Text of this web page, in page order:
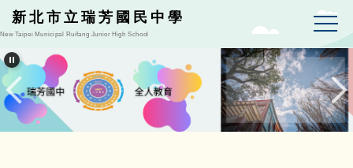
跳
到
要
內
容
區
新北市立瑞芳國民中學
New Taipei Municipal Ruifang Junior High School